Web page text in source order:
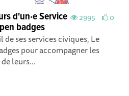
2995 0
d'un·e Service
badges
de ses services civiques, Le
pour accompagner les
leurs...